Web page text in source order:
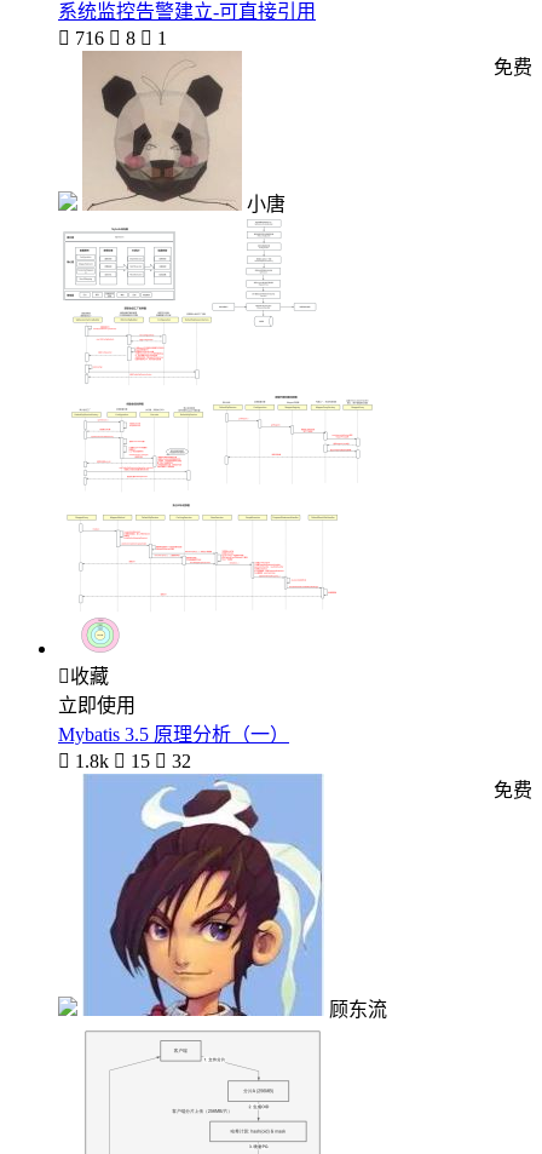
系统监控告警建立-可直接引用
 716  8  1
小唐
免费
收藏
立即使用
Mybatis 3.5 原理分析（一）
 1.8k  15  32
顾东流
免费